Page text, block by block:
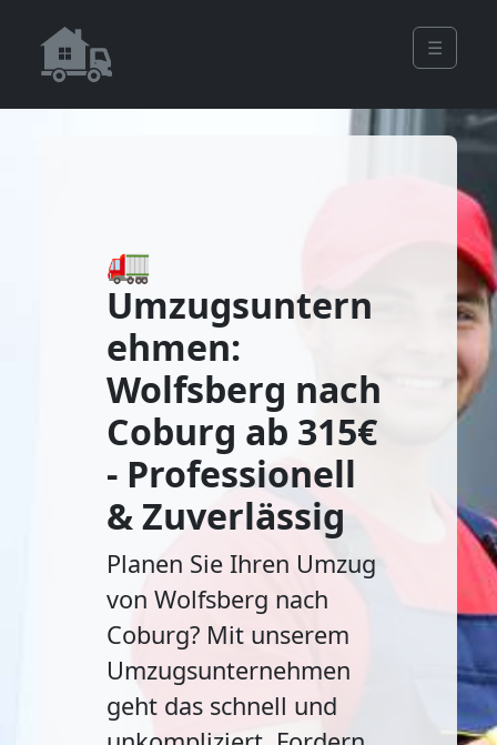
☰
🚛
Umzugsuntern
ehmen:
Wolfsberg nach
Coburg ab 315€
- Professionell
& Zuverlässig
Planen Sie Ihren Umzug
von Wolfsberg nach
Coburg? Mit unserem
Umzugsunternehmen
geht das schnell und